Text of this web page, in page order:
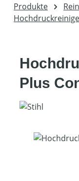
Produkte
Plus
Bildergalerie